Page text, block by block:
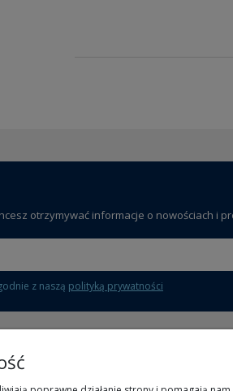
otrzymywać informacje o nowościach i
z naszą polityką prywatności